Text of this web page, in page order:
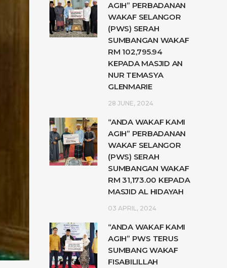
AGIH” PERBADANAN
WAKAF SELANGOR
(PWS) SERAH
SUMBANGAN WAKAF
RM 102,795.94
KEPADA MASJID AN
NUR TEMASYA
GLENMARIE
28 JUNE, 2024
“ANDA WAKAF KAMI
AGIH” PERBADANAN
WAKAF SELANGOR
(PWS) SERAH
SUMBANGAN WAKAF
RM 31,173.00 KEPADA
MASJID AL HIDAYAH
03 APRIL, 2024
“ANDA WAKAF KAMI
AGIH” PWS TERUS
SUMBANG WAKAF
FISABILILLAH